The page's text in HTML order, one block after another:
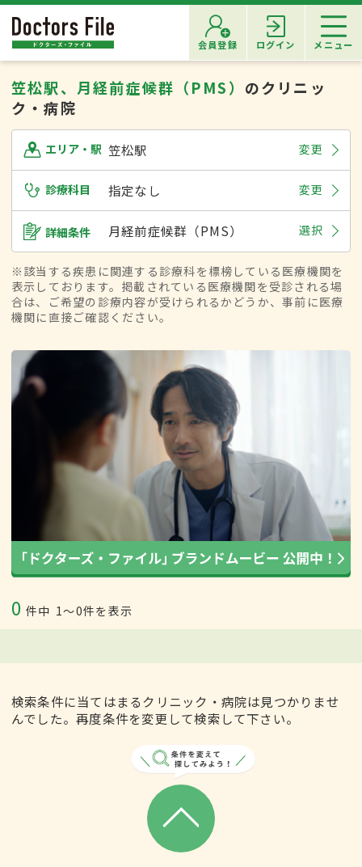
会員登録 ログイン メニュー
笠松駅、月経前症候群（PMS） のクリニッ
ク・病院
エリア・駅 笠松駅 変更
診療科目 指定なし 変更
詳細条件 月経前症候群（PMS） 選択
※該当する疾患に関連する診療科を標榜している医療機関を
表示しております。掲載されている医療機関を受診される場
合は、ご希望の診療内容が受けられるかどうか、事前に医療
機関に直接ご確認ください。
0 件中 1〜0件を表示
検索条件に当てはまるクリニック・病院は見つかりませ
んでした。再度条件を変更して検索して下さい。